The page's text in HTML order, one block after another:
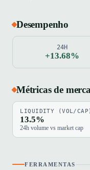
Desempenho
24H
+13.68%
Métricas de
LIQUIDITY (VOL/
13.5%
24h volume vs market cap
FERRAMENTAS